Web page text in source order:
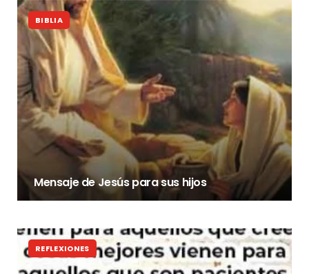
BIBLIA
Mensaje de Jesús para sus hijos
REFLEXIONES